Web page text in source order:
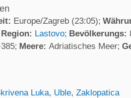
Europe/Zagreb (23:05)
Lastovo Bevölkerungs:
Meere: Adriatisches Meer
Luka, Uble, Zaklopatica